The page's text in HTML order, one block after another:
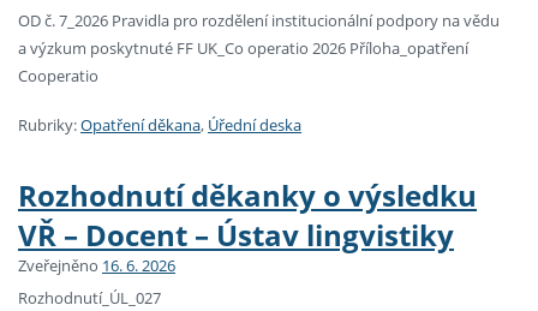
OD č. 7_2026 Pravidla pro rozdělení institucionální podpory na vědu
a výzkum poskytnuté FF UK_Co operatio 2026 Příloha_opatření
Cooperatio
Rubriky:Opatření děkana, Úřední deska
Rozhodnutí děkanky o výsledku
VŘ – Docent – Ústav lingvistiky
Zveřejněno 16. 6. 2026
Rozhodnutí_ÚL_027